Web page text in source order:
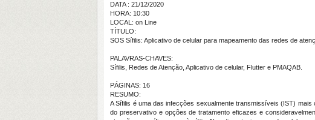
DATA : 21/12/2020
HORA: 10:30
LOCAL: on Line
TÍTULO:
SOS Sífilis: Aplicativo de celular para mapeamento das redes de
PALAVRAS-CHAVES:
Sífilis, Redes de Atenção, Aplicativo de celular, Flutter e PMAQAB.
PÁGINAS: 16
RESUMO:
A Sífilis é uma das infecções sexualmente transmissíveis (IST)
do preservativo e opções de tratamento eficazes e